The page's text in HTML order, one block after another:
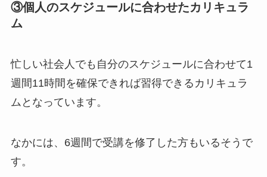
③個人のスケジュールに合わせたカリキュラ
ム
忙しい社会人でも自分のスケジュールに合わせて1
週間11時間を確保できれば習得できるカリキュラ
ムとなっています。
なかには、6週間で受講を修了した方もいるそうで
す。